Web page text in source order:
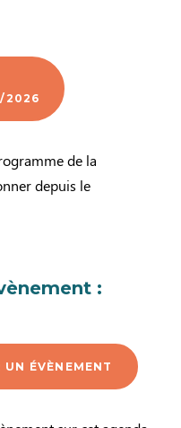
2026
de la
depuis le
:
ÉVÈNEMENT